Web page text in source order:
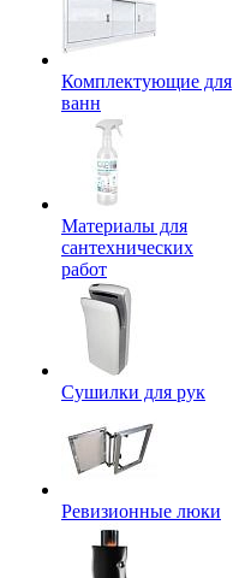
Комплектующие для
ванн
Материалы для
сантехнических
работ
Сушилки для рук
Ревизионные люки